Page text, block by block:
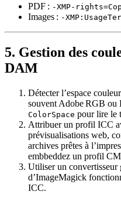
PDF : -XMP-
Images : -
5. Gestion des
DAM
Détecter l’espace
souvent Adobe RGB
ColorSpace pour lire le
Attribuer un profil ICC
prévisualisations web,
archives prêtes à
embbeddez un profil
Utiliser un convertisseur
d’ImageMagick
ICC.